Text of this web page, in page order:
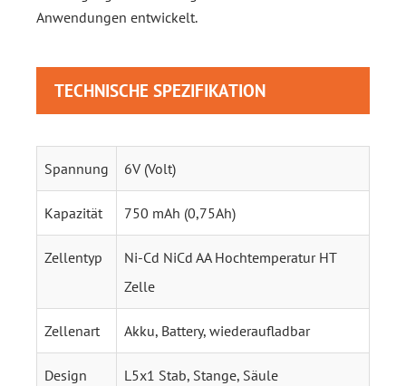
Anwendungen entwickelt.
TECHNISCHE SPEZIFIKATION
Spannung 6V (Volt)
Kapazität 750 mAh (0,75Ah)
Zellentyp
Ni-Cd NiCd AA Hochtemperatur HT
Zelle
Zellenart Akku, Battery, wiederaufladbar
Design L5x1 Stab, Stange, Säule